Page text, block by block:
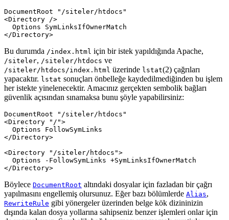
DocumentRoot "/siteler/htdocs"
<Directory />
  Options SymLinksIfOwnerMatch
</Directory>
Bu durumda /index.html için bir istek yapıldığında Apache,
/siteler, /siteler/htdocs ve
/siteler/htdocs/index.html üzerinde lstat(2) çağrıları
yapacaktır. lstat sonuçları önbelleğe kaydedilmediğinden bu işlem
her istekte yinelenecektir. Amacınız gerçekten sembolik bağları
güvenlik açısından sınamaksa bunu şöyle yapabilirsiniz:
DocumentRoot "/siteler/htdocs"
<Directory "/">
  Options FollowSymLinks
</Directory>
<Directory "/siteler/htdocs">
  Options -FollowSymLinks +SymLinksIfOwnerMatch
</Directory>
Böylece DocumentRoot altındaki dosyalar için fazladan bir çağrı
yapılmasını engellemiş olursunuz. Eğer bazı bölümlerde Alias,
RewriteRule gibi yönergeler üzerinden belge kök dizininizin
dışında kalan dosya yollarına sahipseniz benzer işlemleri onlar için